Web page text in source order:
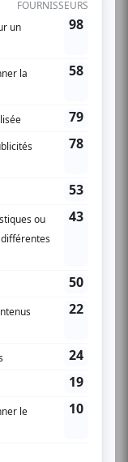
et brûlants
du TRIO
et
en
de ouds
et douceur.
sur sa terre
estampé du
du TRIO
Orient et
un style